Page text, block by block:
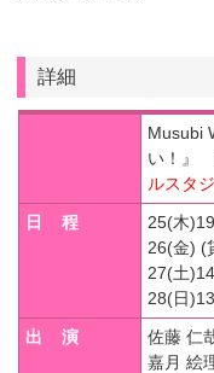
詳細
Musubi
い！』
ルスタ
日 程
25(木
26(金) (
27(土
28(日
出 演
佐藤 仁
嘉月 絵